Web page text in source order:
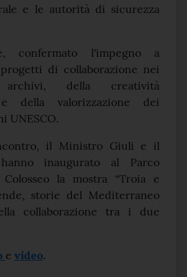
e le autorità di sicurezza
confermato l'impegno a
di collaborazione nei
della creatività
e della valorizzazione dei
UNESCO.
il Ministro Giuli e il
inaugurato al Parco
la mostra “Troia e
storie del Mediterraneo
collaborazione tra i due
e video.